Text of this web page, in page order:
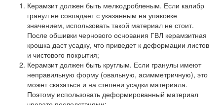
Керамзит должен быть мелкодробленым. Если калибр
гранул не совпадает с указанным на упаковке
значением, использовать такой материал не стоит.
После обшивки чернового основания ГВЛ керамзитная
крошка даст усадку, что приведет к деформации листов
и чистового покрытия;
Керамзит должен быть круглым. Если гранулы имеют
неправильную форму (овальную, асимметричную), это
может сказаться и на степени усадки материала.
Поэтому использовать деформированный материал